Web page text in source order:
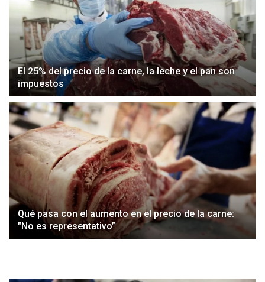
El 25% del precio de la carne, la leche y el pan son
impuestos
Qué pasa con el aumento en el precio de la carne:
"No es representativo”